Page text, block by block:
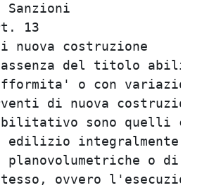
di
in
difformita' o
di nuova
sono quelli
edilizio
ovvero